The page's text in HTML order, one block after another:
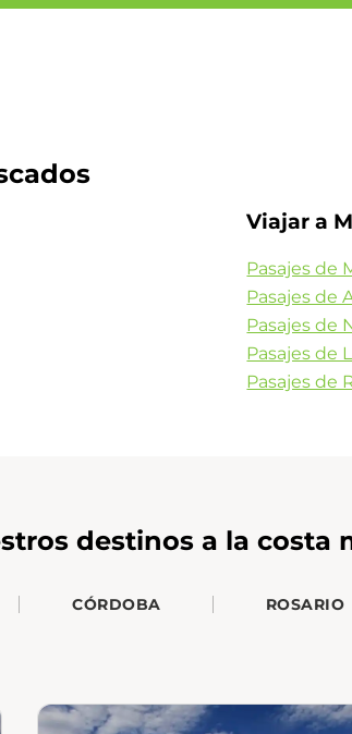
Viajar a
Pasajes de
Pasajes de
Pasajes de
Pasajes de
Pasajes de
destinos a la costa
CÓRDOBA ROSARIO